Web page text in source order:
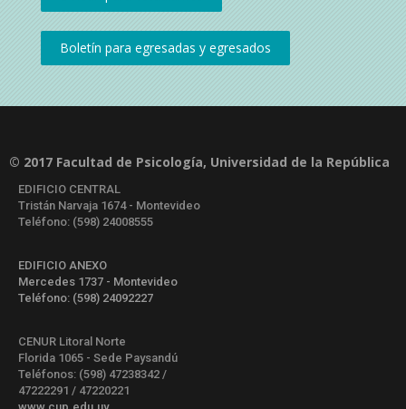
© 2017 Facultad de Psicología, Universidad de la República
EDIFICIO CENTRAL
Tristán Narvaja 1674 - Montevideo
Teléfono: (598) 24008555
EDIFICIO ANEXO
Mercedes 1737 - Montevideo
Teléfono: (598) 24092227
CENUR Litoral Norte
Florida 1065 - Sede Paysandú
Teléfonos: (598) 47238342 /
47222291 / 47220221